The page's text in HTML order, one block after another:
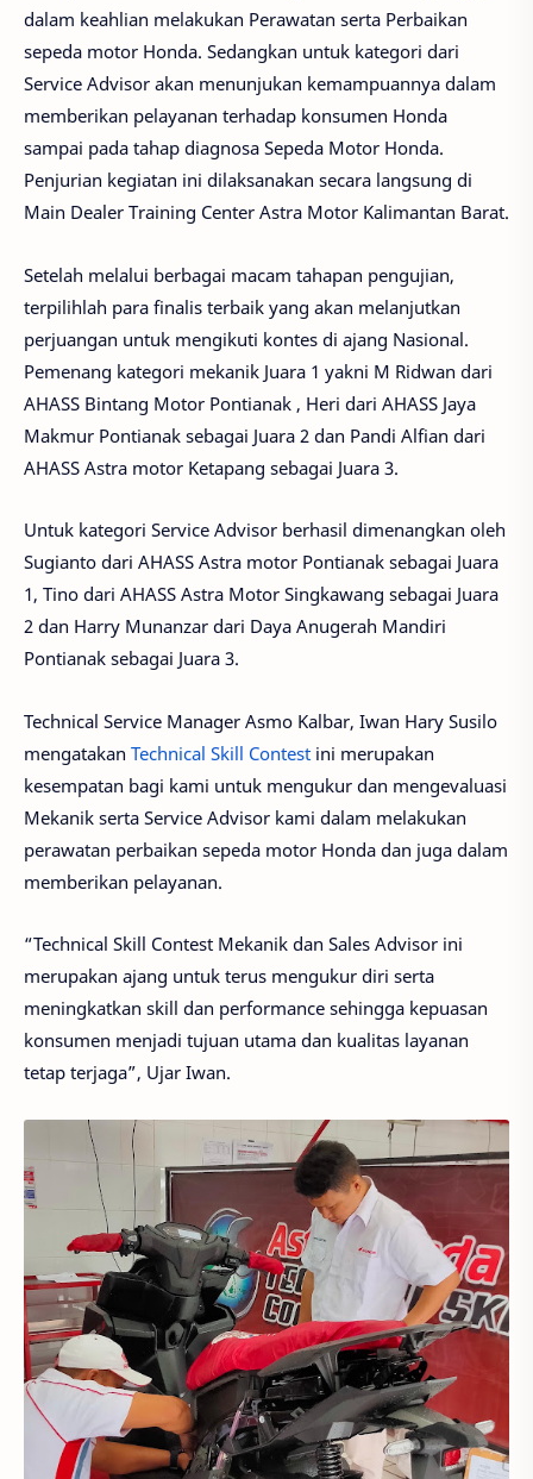
dalam keahlian melakukan Perawatan serta Perbaikan
sepeda motor Honda. Sedangkan untuk kategori dari
Service Advisor akan menunjukan kemampuannya dalam
memberikan pelayanan terhadap konsumen Honda
sampai pada tahap diagnosa Sepeda Motor Honda.
Penjurian kegiatan ini dilaksanakan secara langsung di
Main Dealer Training Center Astra Motor Kalimantan Barat.
Setelah melalui berbagai macam tahapan pengujian,
terpilihlah para finalis terbaik yang akan melanjutkan
perjuangan untuk mengikuti kontes di ajang Nasional.
Pemenang kategori mekanik Juara 1 yakni M Ridwan dari
AHASS Bintang Motor Pontianak , Heri dari AHASS Jaya
Makmur Pontianak sebagai Juara 2 dan Pandi Alfian dari
AHASS Astra motor Ketapang sebagai Juara 3.
Untuk kategori Service Advisor berhasil dimenangkan oleh
Sugianto dari AHASS Astra motor Pontianak sebagai Juara
1, Tino dari AHASS Astra Motor Singkawang sebagai Juara
2 dan Harry Munanzar dari Daya Anugerah Mandiri
Pontianak sebagai Juara 3.
Technical Service Manager Asmo Kalbar, Iwan Hary Susilo
mengatakan Technical Skill Contest ini merupakan
kesempatan bagi kami untuk mengukur dan mengevaluasi
Mekanik serta Service Advisor kami dalam melakukan
perawatan perbaikan sepeda motor Honda dan juga dalam
memberikan pelayanan.
“Technical Skill Contest Mekanik dan Sales Advisor ini
merupakan ajang untuk terus mengukur diri serta
meningkatkan skill dan performance sehingga kepuasan
konsumen menjadi tujuan utama dan kualitas layanan
tetap terjaga”, Ujar Iwan.